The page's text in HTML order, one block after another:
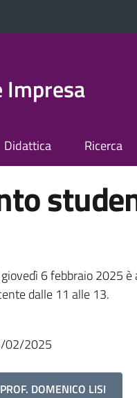
Impresa
Didattica Ricerca
6 febbraio 2025
dalle 11 alle 13.
02/2025
DOMENICO LISI